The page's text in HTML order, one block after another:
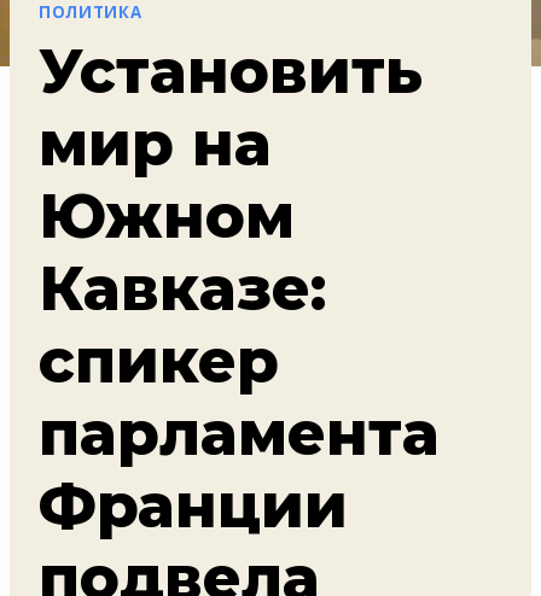
ПОЛИТИКА
Установить
мир на
Южном
Кавказе:
спикер
парламента
Франции
подвела